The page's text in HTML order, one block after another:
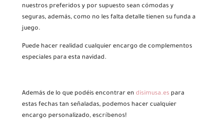
nuestros preferidos y por supuesto sean cómodas y
seguras, además, como no les falta detalle tienen su funda a
juego.
Puede hacer realidad cualquier encargo de complementos
especiales para esta navidad.
Además de lo que podéis encontrar en disimusa.espara
estas fechas tan señaladas, podemos hacer cualquier
encargo personalizado, escríbenos!